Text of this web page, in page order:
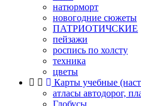
натюрморт
новогодние сюжеты
ПАТРИОТИЧСКИЕ
пейзажи
роспись по холсту
техника
цветы
Карты учебные
атласы автодорог,
Глобусы